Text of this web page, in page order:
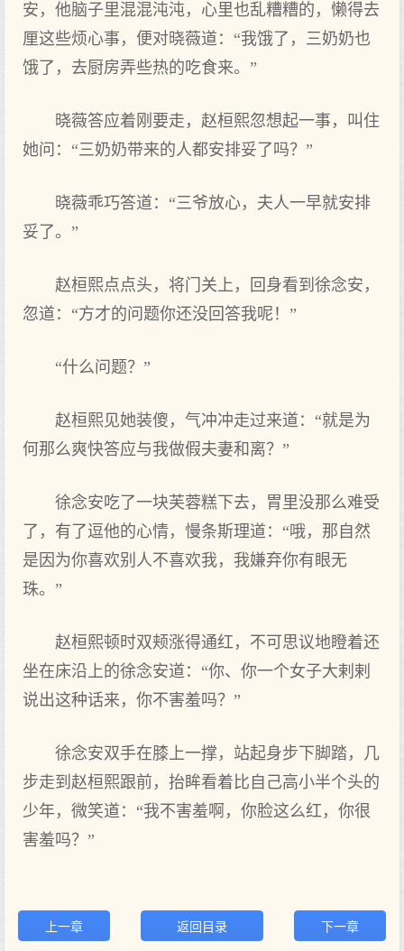
安，他脑子里混混沌沌，心里也乱糟糟的，懒得去
厘这些烦心事，便对晓薇道：“我饿了，三奶奶也
饿了，去厨房弄些热的吃食来。”
晓薇答应着刚要走，赵桓熙忽想起一事，叫住
她问：“三奶奶带来的人都安排妥了吗？”
晓薇乖巧答道：“三爷放心，夫人一早就安排
妥了。”
赵桓熙点点头，将门关上，回身看到徐念安，
忽道：“方才的问题你还没回答我呢！”
“什么问题？”
赵桓熙见她装傻，气冲冲走过来道：“就是为
何那么爽快答应与我做假夫妻和离？”
徐念安吃了一块芙蓉糕下去，胃里没那么难受
了，有了逗他的心情，慢条斯理道：“哦，那自然
是因为你喜欢别人不喜欢我，我嫌弃你有眼无
珠。”
赵桓熙顿时双颊涨得通红，不可思议地瞪着还
坐在床沿上的徐念安道：“你、你一个女子大剌剌
说出这种话来，你不害羞吗？”
徐念安双手在膝上一撑，站起身步下脚踏，几
步走到赵桓熙跟前，抬眸看着比自己高小半个头的
少年，微笑道：“我不害羞啊，你脸这么红，你很
害羞吗？”
上一章 返回目录 下一章